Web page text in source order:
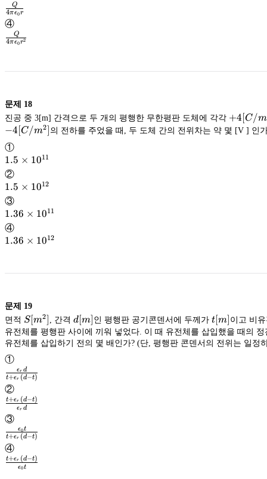
\epsilon_0r^2}
\frac{Q}
{4\pi
\epsilon_0r}
4πϵ0r
Q
④
\frac{Q}
\epsilon_0r^2}
4πϵ0r2
Q
문제 18
진공 중 3[m] 간격으로 두 개의 평행한 무한평판 도체에 각각 +4[C/
+4 C/m
−4 C/m2 의 전하를 주었을 때, 두 도체 간의 전위차는 약 몇 [V ] 인
①
1.5
\times
10^{11}
1.5 × 1011
②
1.5
\times
10^{12}
1.5 × 1012
③
1.36
\times
10^{11}
1.36 × 1011
④
1.36
1.36 × 1012
문제 19
면적 S
[m^2]
S[ m2 , 간격 d[m]
d[ m] 인 평행판 공기콘덴서에 두께가 t[m]
t[ m] 이고 비
유전체를 평행판 사이에 끼워 넣었다. 이 때 유전체를 삽입했을 때의 정
유전체를 삽입하기 전의 몇 배인가? (단, 평행판 콘덴서의 전위는 일정
①
\frac{\epsilon_rd}
{t+\epsilon_r(d-
t)}
t+ϵr (d−t)
ϵr d
②
\frac{t+\epsilon_r(d-
t)}
{\epsilon_rd}
ϵr d
t+ϵr (d−t)
③
\frac{\epsilon_0t}
{t+\epsilon_r(d-
t)}
t+ϵr (d−t)
ϵ0t
④
\frac{t+\epsilon_r(d-
ϵ0t
t+ϵr (d−t)